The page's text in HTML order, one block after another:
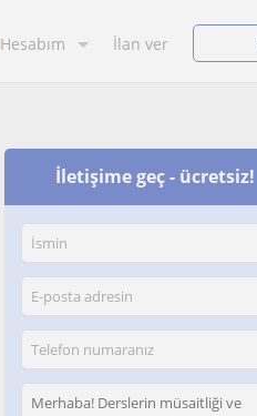
Hesabım İlan ver
İletişime geç - ücretsiz!